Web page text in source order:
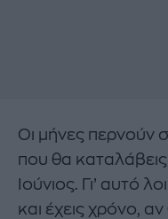
Οι μήνες περνούν
που θα
Ιούνιος. Γι’ αυτό
και έχεις χρόνο, αν